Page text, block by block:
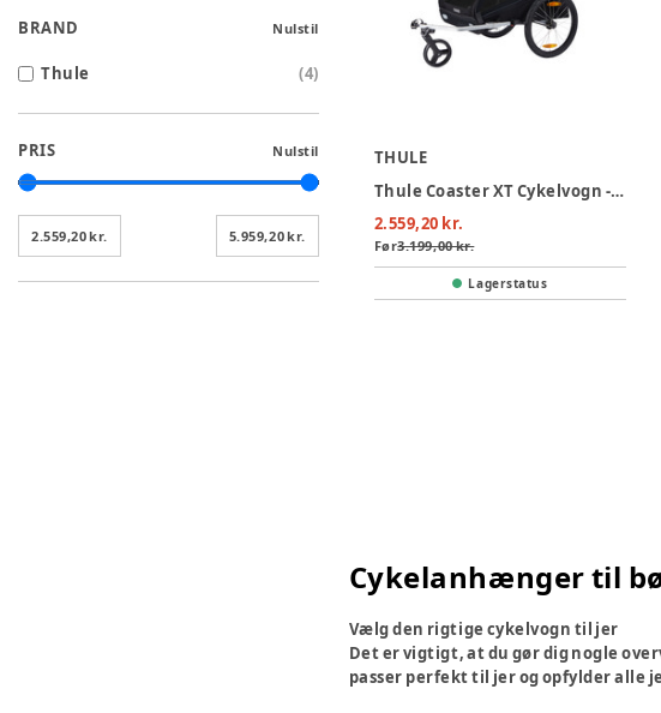
BRAND Nulstil
Thule (4)
PRIS Nulstil
2.559,20 kr. 5.959,20 kr.
THULE
Thule Coaster XT Cykelvogn - Black
2.559,20 kr.
Før3.199,00 kr.
Lagerstatus
Cykelanhænger til
Vælg den rigtige cykelvogn til jer
Det er vigtigt, at du gør dig nogle
passer perfekt til jer og opfylder alle